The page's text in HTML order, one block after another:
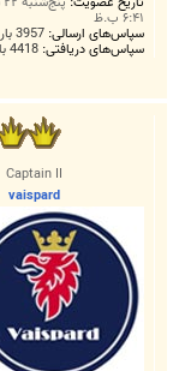
۶:۴۱ ب.ظ
سپاس‌های ارسالی: 3957 بار
سپاس‌های دریافتی: 4418 بار
Captain II
vaispard